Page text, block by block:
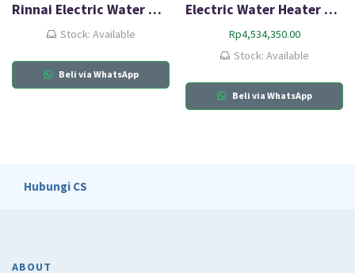
Rinnai Electric Water Heater RES-EH115
Stock: Available
Beli via WhatsApp
Electric Water Heater Rinnai RES A100H-15C
Rp4,534,350.00
Stock: Available
Beli via WhatsApp
Hubungi CS
ABOUT